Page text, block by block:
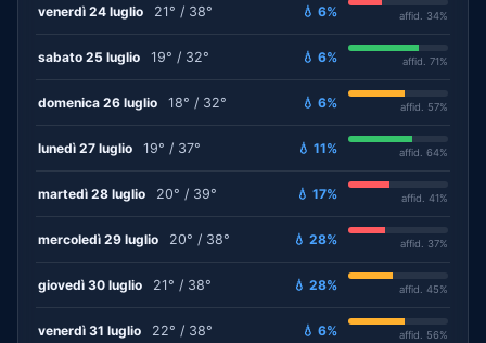
venerdì 24 luglio 21° / 38° 💧 6% affid. 34%
sabato 25 luglio 19° / 32° 💧 6% affid. 71%
domenica 26 luglio 18° / 32° 💧 6% affid. 57%
lunedì 27 luglio 19° / 37° 💧 11% affid. 64%
martedì 28 luglio 20° / 39° 💧 17% affid. 41%
mercoledì 29 luglio 20° / 38° 💧 28% affid. 37%
giovedì 30 luglio 21° / 38° 💧 28% affid. 45%
venerdì 31 luglio 22° / 38° 💧 6% affid. 56%